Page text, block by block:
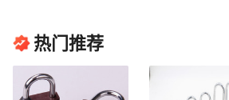
热门推荐